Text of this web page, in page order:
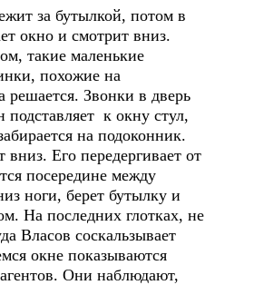
за бутылкой, потом в
окно и смотрит вниз.
такие маленькие
похожие на
Звонки в дверь
подставляет к окну стул,
на подоконник.
вниз. Его передергивает от
посередине между
ноги, берет бутылку и
На последних глотках, не
Власов соскальзывает
окне показываются
Они наблюдают,